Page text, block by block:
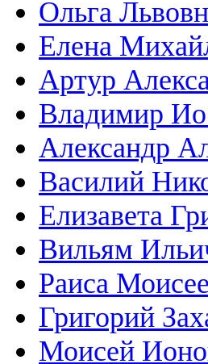
Ольга
Елена
Артур
Владимир
Александр
Василий
Елизавета
Вильям
Раиса
Григорий
Моисей